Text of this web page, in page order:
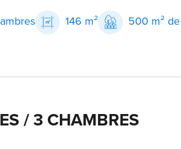
146 m² 500 m²
/ 3 CHAMBRES